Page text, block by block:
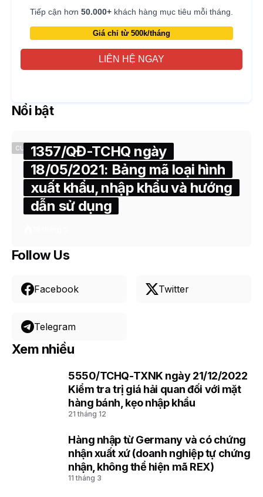
Tiếp cận hơn 50.000+ khách hàng mục tiêu mỗi tháng.
Giá chỉ từ 500k/tháng
LIÊN HỆ NGAY
Nổi bật
CUSTOMS1357/QĐ-TCHQ ngày
18/05/2021: Bảng mã loại hình
xuất khẩu, nhập khẩu và hướng
dẫn sử dụng
Follow Us
Facebook Twitter
Telegram
Xem nhiều
5550/TCHQ-TXNK ngày 21/12/2022
Kiểm tra trị giá hải quan đối với mặt
hàng bánh, kẹo nhập khẩu
21 tháng 12
Hàng nhập từ Germany và có chứng
nhận xuất xứ (doanh nghiệp tự chứng
nhận, không thể hiện mã REX)
11 tháng 3